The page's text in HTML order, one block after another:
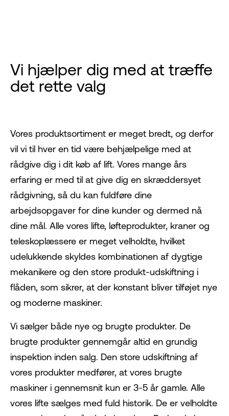
Vi hjælper dig med at træffe
det rette valg
Vores produktsortiment er meget bredt, og derfor
vil vi til hver en tid være behjælpelige med at
rådgive dig i dit køb af lift. Vores mange års
erfaring er med til at give dig en skræddersyet
rådgivning, så du kan fuldføre dine
arbejdsopgaver for dine kunder og dermed nå
dine mål. Alle vores lifte, løfteprodukter, kraner og
teleskoplæssere er meget velholdte, hvilket
udelukkende skyldes kombinationen af dygtige
mekanikere og den store produkt-udskiftning i
flåden, som sikrer, at der konstant bliver tilføjet nye
og moderne maskiner.
Vi sælger både nye og brugte produkter. De
brugte produkter gennemgår altid en grundig
inspektion inden salg. Den store udskiftning af
vores produkter medfører, at vores brugte
maskiner i gennemsnit kun er 3-5 år gamle. Alle
vores lifte sælges med fuld historik. De er velholdte